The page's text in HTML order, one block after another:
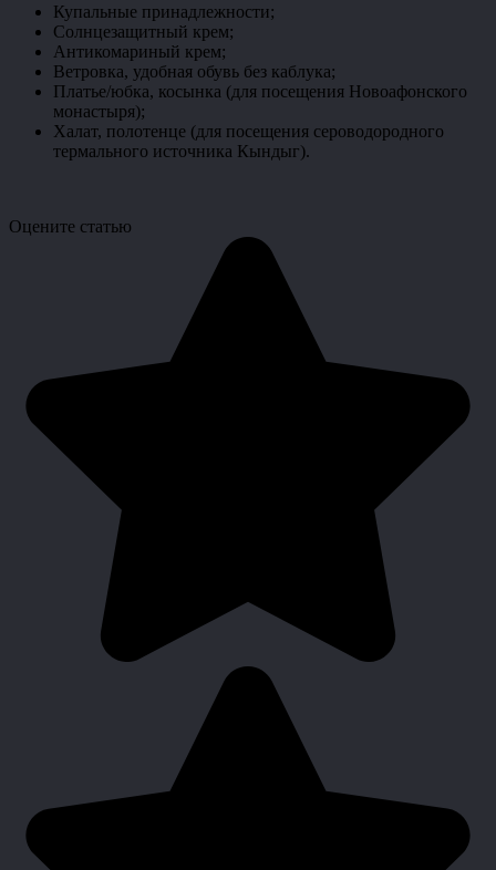
Купальные принадлежности;
Солнцезащитный крем;
Антикомариный крем;
Ветровка, удобная обувь без каблука;
Платье/юбка, косынка (для посещения Новоафонского
монастыря);
Халат, полотенце (для посещения сероводородного
термального источника Кындыг).
Оцените статью